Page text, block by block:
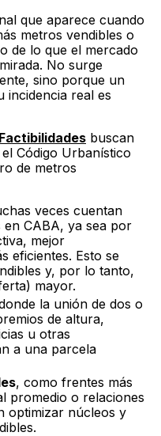
que aparece cuando
metros vendibles o
de lo que el mercado
No surge
sino porque un
incidencia real es
Factibilidades buscan
Código Urbanístico
de metros
veces cuentan
CABA, ya sea por
mejor
eficientes. Esto se
y, por lo tanto,
mayor.
la unión de dos o
de altura,
u otras
a una parcela
, como frentes más
promedio o relaciones
optimizar núcleos y